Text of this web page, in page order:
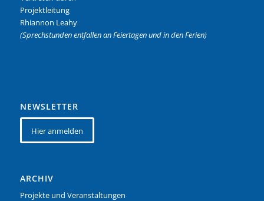
Projektleitung
Rhiannon Leahy
(Sprechstunden entfallen an Feiertagen und in den Ferien)
NEWSLETTER
Hier anmelden
ARCHIV
Projekte und Veranstaltungen